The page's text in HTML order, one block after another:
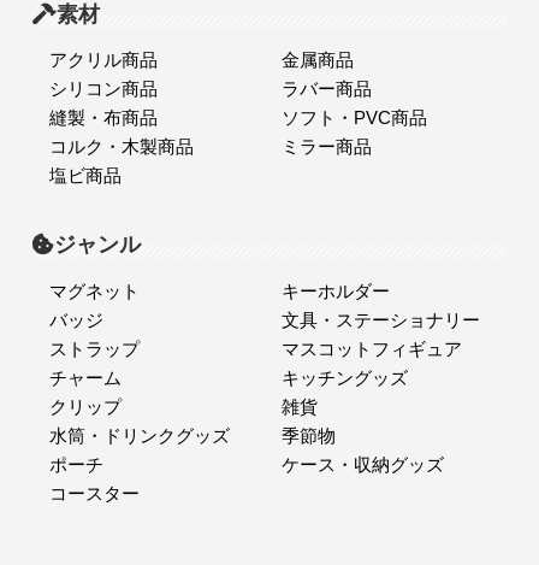
素材
アクリル商品
金属商品
シリコン商品
ラバー商品
縫製・布商品
ソフト・PVC商品
コルク・木製商品
ミラー商品
塩ビ商品
ジャンル
マグネット
キーホルダー
バッジ
文具・ステーショナリー
ストラップ
マスコットフィギュア
チャーム
キッチングッズ
クリップ
雑貨
水筒・ドリンクグッズ
季節物
ポーチ
ケース・収納グッズ
コースター